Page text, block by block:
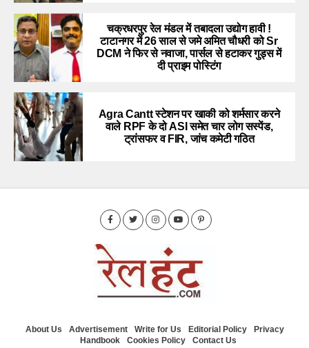
चक्रधरपुर रेल मंडल में तबादला उद्योग हावी !
टाटानगर में 26 साल से जमे अमित चौधरी को Sr
DCM ने फिर से नवाजा, पार्सल से हटाकर गुड्स में
दी प्राइम पोस्टिंग
Agra Cantt स्टेशन पर खाकी को शर्मसार करने
वाले RPF के दो ASI समेत चार लोग सस्पेंड,
ट्रांसफर व FIR, जांच कमेटी गठित
About Us Advertisement Write for Us Editorial Policy
Privacy
Handbook
Cookies Policy Contact Us